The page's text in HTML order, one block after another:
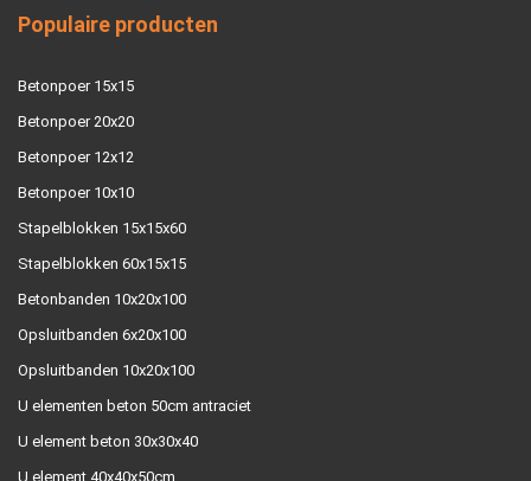
Populaire producten
Betonpoer 15x15
Betonpoer 20x20
Betonpoer 12x12
Betonpoer 10x10
Stapelblokken 15x15x60
Stapelblokken 60x15x15
Betonbanden 10x20x100
Opsluitbanden 6x20x100
Opsluitbanden 10x20x100
U elementen beton 50cm antraciet
U element beton 30x30x40
U element 40x40x50cm